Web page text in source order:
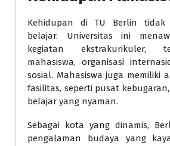
Kehidupan di TU Berlin
belajar. Universitas ini
kegiatan ekstrakurikuler,
mahasiswa, organisasi
sosial. Mahasiswa juga memiliki
fasilitas, seperti pusat
belajar yang nyaman.
Sebagai kota yang dinamis,
pengalaman budaya yang